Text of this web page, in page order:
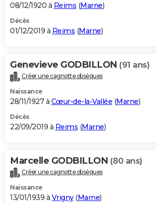
08/12/1920 à Reims (Marne)
Décès
01/12/2019 à Reims (Marne)
Genevieve GODBILLON (91 ans)
Créer une cagnotte obsèques
Naissance
28/11/1927 à Cœur-de-la-Vallée (Marne)
Décès
22/09/2019 à Reims (Marne)
Marcelle GODBILLON (80 ans)
Créer une cagnotte obsèques
Naissance
13/01/1939 à Vrigny(Marne)